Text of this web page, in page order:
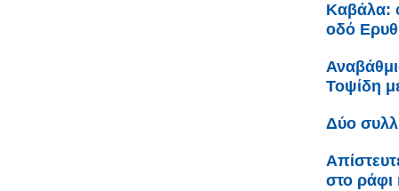
Καβάλα:
οδό
Τοψίδη
Δύο
στο ράφι